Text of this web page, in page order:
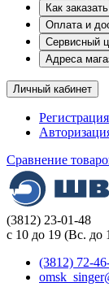
Как заказать
Оплата и
Сервисный
Адреса
Личный кабинет
Регистрация
Сравнение
(3812) 23-01-48
с 10 до 19 (Вс. до
(3812) 72-